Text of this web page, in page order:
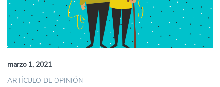
marzo 1, 2021
ARTÍCULO DE OPINIÓN